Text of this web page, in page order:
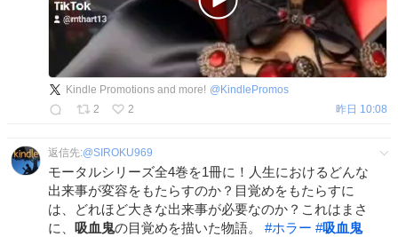
Kindle Promotions and more! @ KindlePromos
2
2 昨日 10:08
返信先:@SIROKU969
モータルシリーズ全4巻を1冊に！人生におけるどんな
出来事が変容をもたらすのか？目覚めをもたらすに
は、どれほど大きな出来事が必要なのか？これはまさ
に、 吸血鬼の目覚めを描いた物語。 #ホラー #吸血鬼